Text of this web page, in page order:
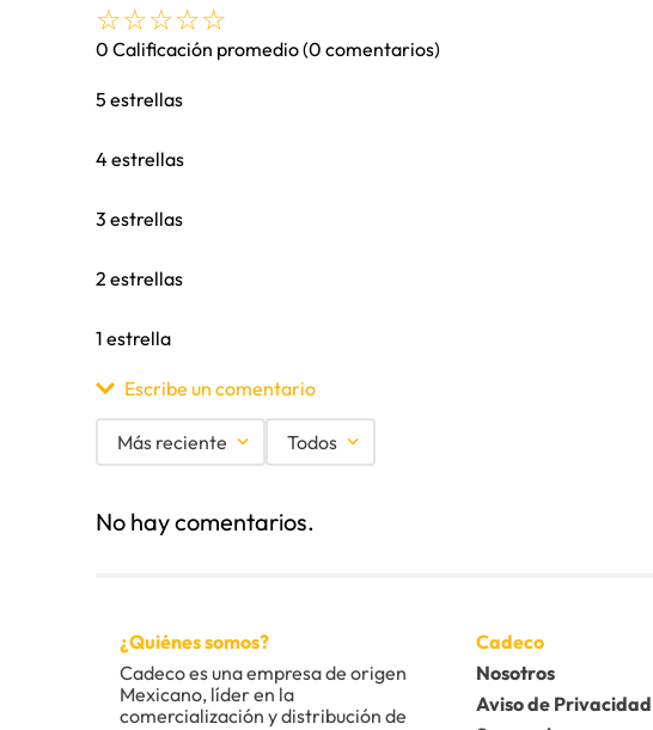
☆☆☆☆☆
0 Calificación promedio(0 comentarios)
5 estrellas
4 estrellas
3 estrellas
2 estrellas
1 estrella
Escribe un comentario
Título
Califica el producto de 1 a 5 estrellas
★★★★★
Tu nombre
Más reciente Todos
No hay comentarios.
¿Quiénes somos?
Cadeco es una empresa de origen
Mexicano, líder en la
comercialización y distribución de
Cadeco
Nosotros
Aviso de Privacidad